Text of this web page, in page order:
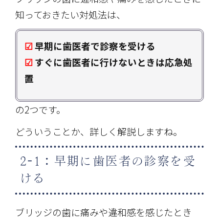
知っておきたい対処法は、
☑早期に歯医者で診察を受ける
☑すぐに歯医者に行けないときは応急処
置
の2つです。
どういうことか、詳しく解説しますね。
2-1：早期に歯医者の診察を受
ける
ブリッジの歯に痛みや違和感を感じたとき